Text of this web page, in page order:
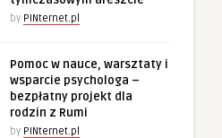
by PINternet.pl
Pomoc w nauce, warsztaty i
wsparcie psychologa –
bezpłatny projekt dla
rodzin z Rumi
by PINternet.pl